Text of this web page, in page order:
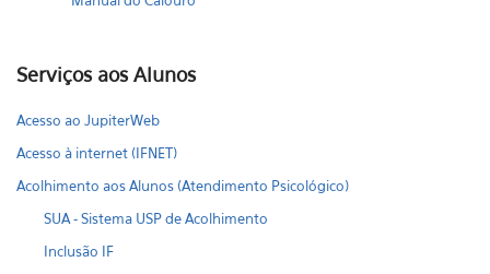
Serviços aos Alunos
Acesso ao JupiterWeb
Acesso à internet (IFNET)
Acolhimento aos Alunos (Atendimento Psicológico)
SUA - Sistema USP de Acolhimento
Inclusão IF